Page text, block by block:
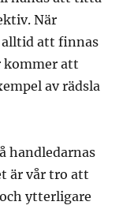
När
att finnas
kommer att
av rädsla
handledarnas
är vår tro att
ytterligare